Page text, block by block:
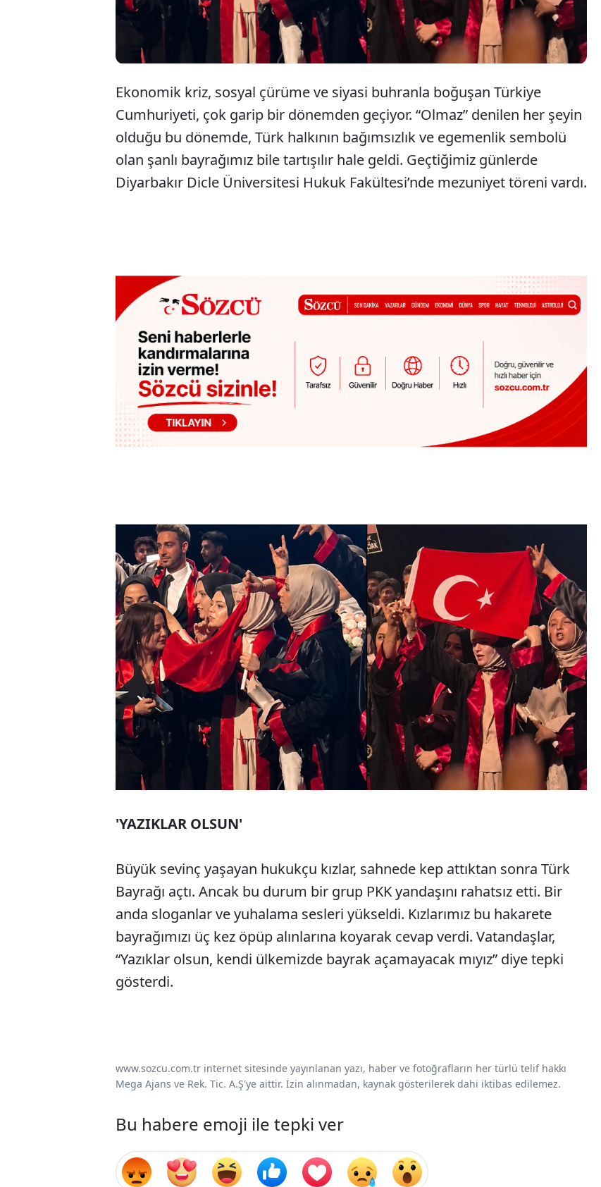
Ekonomik kriz, sosyal çürüme ve siyasi buhranla boğuşan Türkiye
Cumhuriyeti, çok garip bir dönemden geçiyor. “Olmaz” denilen her şeyin
olduğu bu dönemde, Türk halkının bağımsızlık ve egemenlik sembolü
olan şanlı bayrağımız bile tartışılır hale geldi. Geçtiğimiz günlerde
Diyarbakır Dicle Üniversitesi Hukuk Fakültesi’nde mezuniyet töreni vardı.
'YAZIKLAR OLSUN'
Büyük sevinç yaşayan hukukçu kızlar, sahnede kep attıktan sonra Türk
Bayrağı açtı. Ancak bu durum bir grup PKK yandaşını rahatsız etti. Bir
anda sloganlar ve yuhalama sesleri yükseldi. Kızlarımız bu hakarete
bayrağımızı üç kez öpüp alınlarına koyarak cevap verdi. Vatandaşlar,
“Yazıklar olsun, kendi ülkemizde bayrak açamayacak mıyız” diye tepki
gösterdi.
www.sozcu.com.tr internet sitesinde yayınlanan yazı, haber ve fotoğrafların her türlü telif hakkı
Mega Ajans ve Rek. Tic. A.Ş'ye aittir. İzin alınmadan, kaynak gösterilerek dahi iktibas edilemez.
Bu habere emoji ile tepki ver